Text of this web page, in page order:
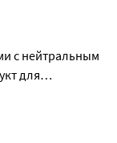
с нейтральным
Это